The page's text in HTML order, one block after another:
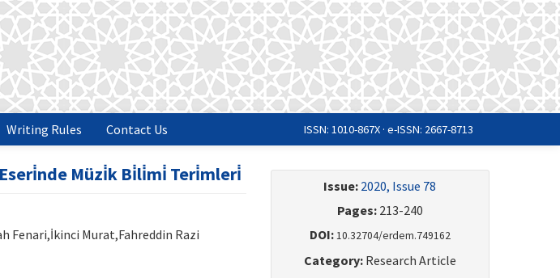
Writing Rules Contact Us ISSN: 1010-867X · e-ISSN: 2667-8713
Müzi̇k Bi̇li̇mi̇ Teri̇mleri̇
Fenari,İkinci Murat,Fahreddin Razi
Issue: 2020, Issue 78
Pages:213-240
DOI:10.32704/erdem.749162
Category:Research Article